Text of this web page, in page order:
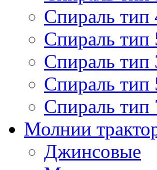
Спираль тип
Спираль
Спираль тип
Спираль тип
Спираль тип
Молнии
Джинсовые